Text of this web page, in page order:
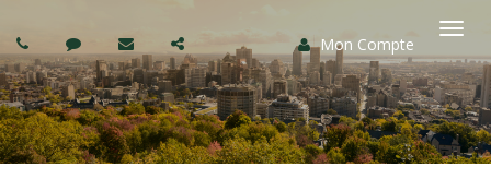
Mon Compte
la